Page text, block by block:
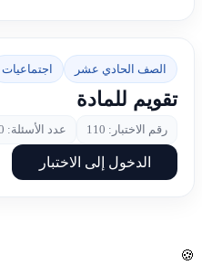
الصف الحادي عشر اجتماعيات
تقويم للمادة
رقم الاختبار: 110 عدد الأسئلة: 10
الدخول إلى الاختبار
🍪